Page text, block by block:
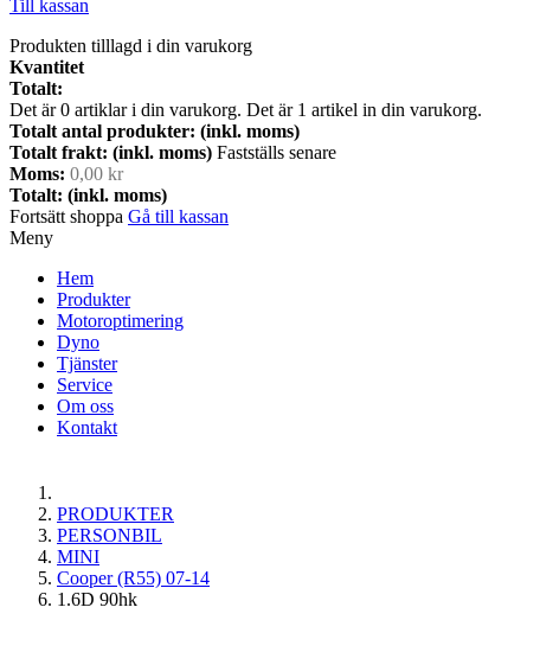
Till kassan
Produkten tilllagd i din varukorg
Kvantitet
Totalt:
Det är0 artiklar i din varukorg. Det är 1 artikel in din varukorg.
Totalt antal produkter: (inkl. moms)
Totalt frakt: (inkl. moms) Fastställs senare
Moms: 0,00 kr
Totalt: (inkl. moms)
Fortsätt shoppa Gå till kassan
Meny
Hem
Produkter
Motoroptimering
Dyno
Tjänster
Service
Om oss
Kontakt
PRODUKTER
PERSONBIL
MINI
Cooper (R55) 07-14
1.6D 90hk